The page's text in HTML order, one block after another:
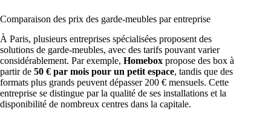
Comparaison des prix des garde-meubles par entreprise
À Paris, plusieurs entreprises spécialisées proposent des
solutions de garde-meubles, avec des tarifs pouvant varier
considérablement. Par exemple, Homebox propose des box à
partir de 50 € par mois pour un petit espace, tandis que des
formats plus grands peuvent dépasser 200 € mensuels. Cette
entreprise se distingue par la qualité de ses installations et la
disponibilité de nombreux centres dans la capitale.